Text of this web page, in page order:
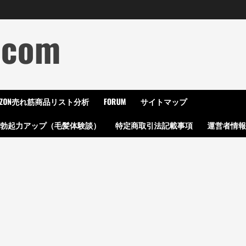
売れ筋商品リスト分析 FORUM サイトマップ
起力アップ（毛髪体験談） 特定商取引法記載事項 運営者情報